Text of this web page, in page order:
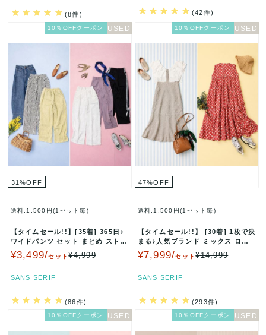
(8件) (42件)
10％OFFクーポン
31%OFF
送料:1,500円(1セット毎)
【タイムセール!!】[35着] 365日♪
ワイドパンツ セット まとめ ストレ
ート カーブ バレルレ…
¥3,499/セット¥4,999
SANS SERIF
(86件)
10％OFFクーポン
47%OFF
送料:1,500円(1セット毎)
【タイムセール!!】 [30着] 1枚で決
まる♪人気ブランド ミックス ロン
グワンピース セット …
¥7,999/セット¥14,999
SANS SERIF
(293件)
10％OFFクーポン 10％OFFクーポン